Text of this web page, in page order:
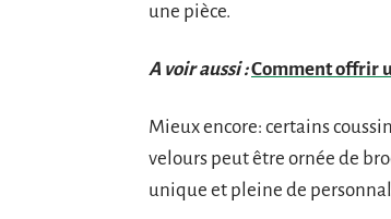
une pièce.
A voir aussi :Comment offrir
Mieux encore: certains
velours peut être ornée de
unique et pleine de